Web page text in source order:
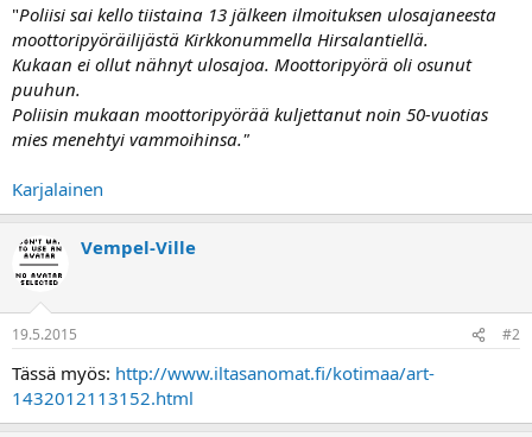
u
n
a
l
o
i
t
a
j
a
i
v
ä
"Poliisi sai kello tiistaina 13 jälkeen ilmoituksen ulosajaneesta
moottoripyöräilijästä Kirkkonummella Hirsalantiellä.
Kukaan ei ollut nähnyt ulosajoa. Moottoripyörä oli osunut
puuhun.
Poliisin mukaan moottoripyörää kuljettanut noin 50-vuotias
mies menehtyi vammoihinsa."
Karjalainen
Vempel-Ville
19.5.2015 #2
Tässä myös: http://www.iltasanomat.fi/kotimaa/art-
1432012113152.html